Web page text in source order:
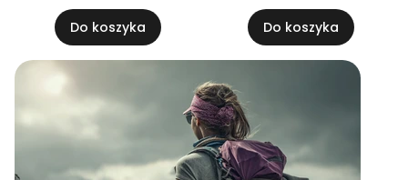
Do koszyka Do koszyka